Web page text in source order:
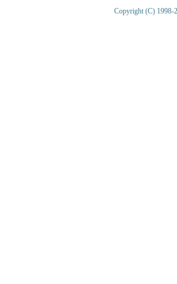
Copyright (C) 1998-